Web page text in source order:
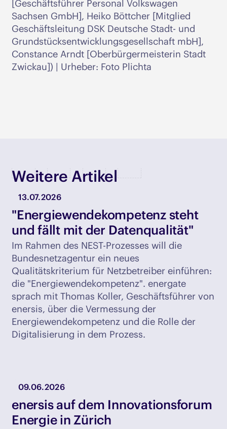
[Geschäftsführer Personal Volkswagen
Sachsen GmbH], Heiko Böttcher [Mitglied
Geschäftsleitung DSK Deutsche Stadt- und
Grundstücksentwicklungsgesellschaft mbH],
Constance Arndt [Oberbürgermeisterin Stadt
Zwickau]) | Urheber: Foto Plichta
Weitere Artikel
13.07.2026
"Energiewendekompetenz steht
und fällt mit der Datenqualität"
Im Rahmen des NEST-Prozesses will die
Bundesnetzagentur ein neues
Qualitätskriterium für Netzbetreiber einführen:
die "Energiewendekompetenz". energate
sprach mit Thomas Koller, Geschäftsführer von
enersis, über die Vermessung der
Energiewendekompetenz und die Rolle der
Digitalisierung in dem Prozess.
09.06.2026
enersis auf dem Innovationsforum
Energie in Zürich